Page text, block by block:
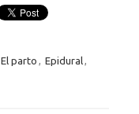
El parto Epidural